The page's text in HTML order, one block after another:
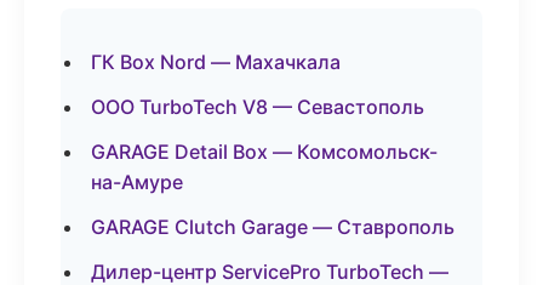
ГК Box Nord — Махачкала
ООО TurboTech V8 — Севастополь
GARAGE Detail Box — Комсомольск-
на-Амуре
GARAGE Clutch Garage — Ставрополь
Дилер-центр ServicePro TurboTech —